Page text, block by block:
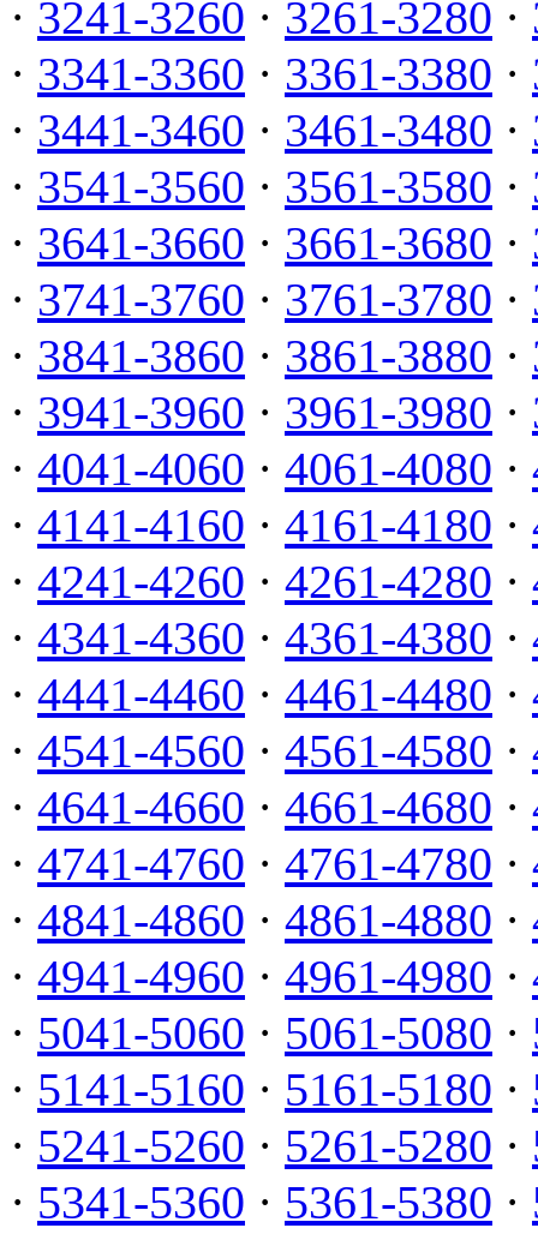
· 3241-3260 · 3261-3280 ·
· 3341-3360 · 3361-3380 ·
· 3441-3460 · 3461-3480 ·
· 3541-3560 · 3561-3580 ·
· 3641-3660 · 3661-3680 ·
· 3741-3760 · 3761-3780 ·
· 3841-3860 · 3861-3880 ·
· 3941-3960 · 3961-3980 ·
· 4041-4060 · 4061-4080 ·
· 4141-4160 · 4161-4180 ·
· 4241-4260 · 4261-4280 ·
· 4341-4360 · 4361-4380 ·
· 4441-4460 · 4461-4480 ·
· 4541-4560 · 4561-4580 ·
· 4641-4660 · 4661-4680 ·
· 4741-4760 · 4761-4780 ·
· 4841-4860 · 4861-4880 ·
· 4941-4960 · 4961-4980 ·
· 5041-5060 · 5061-5080 ·
· 5141-5160 · 5161-5180 ·
· 5241-5260 · 5261-5280 ·
· 5341-5360 · 5361-5380 ·